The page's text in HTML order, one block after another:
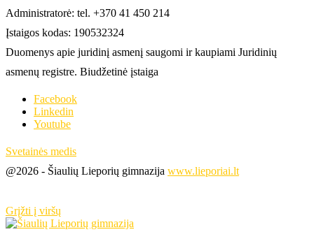
Administratorė: tel. +370 41 450 214
Įstaigos kodas: 190532324
Duomenys apie juridinį asmenį saugomi ir kaupiami Juridinių
asmenų registre. Biudžetinė įstaiga
Facebook
Linkedin
Youtube
Svetainės medis
@2026 - Šiaulių Lieporių gimnazija www.lieporiai.lt
Grįžti į viršų